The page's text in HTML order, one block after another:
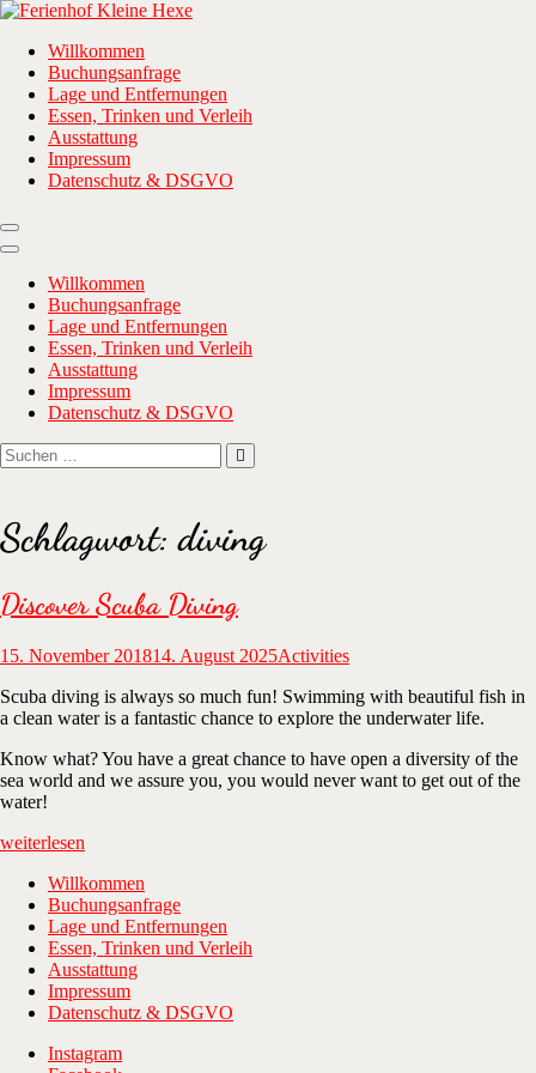
Zum
springen
Ferienhof Kleine Hexe
… wenn ihr Meer wollt!
Willkommen
Buchungsanfrage
Lage und Entfernungen
Essen, Trinken und Verleih
Ausstattung
Impressum
Datenschutz & DSGVO
Willkommen
Buchungsanfrage
Lage und Entfernungen
Essen, Trinken und Verleih
Ausstattung
Impressum
Datenschutz & DSGVO
Suchen
nach:
Schlagwort:diving
Discover Scuba Diving
15. November 201814. August 2025Activities
Scuba diving is always so much fun! Swimming with beautiful fish in
a clean water is a fantastic chance to explore the underwater life.
Know what? You have a great chance to have open a diversity of the
sea world and we assure you, you would never want to get out of the
water!
„Discover
Diving“
weiterlesen
Willkommen
Buchungsanfrage
Lage und Entfernungen
Essen, Trinken und Verleih
Ausstattung
Impressum
Datenschutz & DSGVO
Instagram